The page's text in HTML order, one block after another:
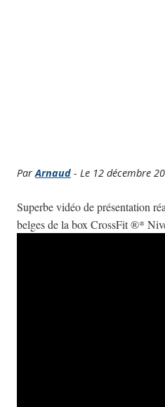
ParArnaud - Le 12 décembre
Superbe vidéo de présentation
belges de la box CrossFit ®*